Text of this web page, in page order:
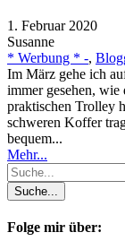
1. Februar 2020
Susanne
* Werbung * -,
Im März gehe ich
immer gesehen, wie
praktischen Trolley
schweren Koffer
bequem...
Mehr...
Folge mir über: